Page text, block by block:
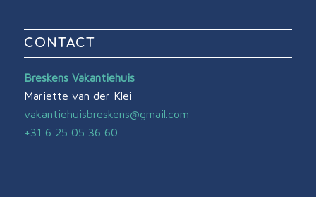
CONTACT
Breskens Vakantiehuis
Mariette van der Klei
vakantiehuisbreskens@gmail.com
+31 6 25 05 36 60